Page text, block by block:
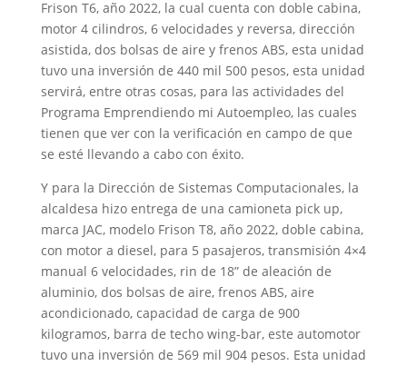
Frison T6, año 2022, la cual cuenta con doble cabina,
motor 4 cilindros, 6 velocidades y reversa, dirección
asistida, dos bolsas de aire y frenos ABS, esta unidad
tuvo una inversión de 440 mil 500 pesos, esta unidad
servirá, entre otras cosas, para las actividades del
Programa Emprendiendo mi Autoempleo, las cuales
tienen que ver con la verificación en campo de que
se esté llevando a cabo con éxito.
Y para la Dirección de Sistemas Computacionales, la
alcaldesa hizo entrega de una camioneta pick up,
marca JAC, modelo Frison T8, año 2022, doble cabina,
con motor a diesel, para 5 pasajeros, transmisión 4×4
manual 6 velocidades, rin de 18” de aleación de
aluminio, dos bolsas de aire, frenos ABS, aire
acondicionado, capacidad de carga de 900
kilogramos, barra de techo wing-bar, este automotor
tuvo una inversión de 569 mil 904 pesos. Esta unidad